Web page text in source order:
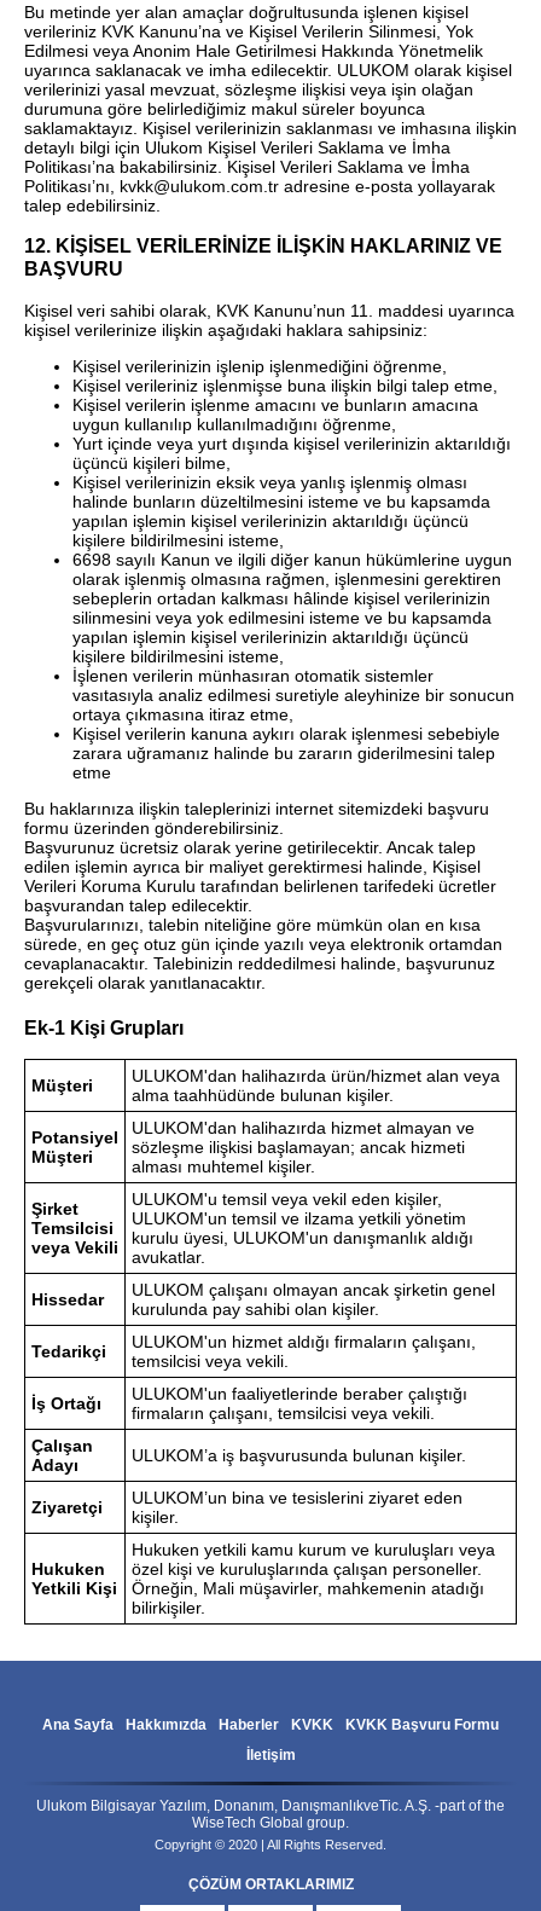
Bu metinde yer alan amaçlar doğrultusunda işlenen kişisel
verileriniz KVK Kanunu’na ve Kişisel Verilerin Silinmesi, Yok
Edilmesi veya Anonim Hale Getirilmesi Hakkında Yönetmelik
uyarınca saklanacak ve imha edilecektir. ULUKOM olarak kişisel
verilerinizi yasal mevzuat, sözleşme ilişkisi veya işin olağan
durumuna göre belirlediğimiz makul süreler boyunca
saklamaktayız. Kişisel verilerinizin saklanması ve imhasına ilişkin
detaylı bilgi için Ulukom Kişisel Verileri Saklama ve İmha
Politikası’na bakabilirsiniz. Kişisel Verileri Saklama ve İmha
Politikası’nı, kvkk@ulukom.com.tr adresine e-posta yollayarak
talep edebilirsiniz.
12. KİŞİSEL VERİLERİNİZE İLİŞKİN HAKLARINIZ VE
BAŞVURU
Kişisel veri sahibi olarak, KVK Kanunu’nun 11. maddesi uyarınca
kişisel verilerinize ilişkin aşağıdaki haklara sahipsiniz:
Kişisel verilerinizin işlenip işlenmediğini öğrenme,
Kişisel verileriniz işlenmişse buna ilişkin bilgi talep etme,
Kişisel verilerin işlenme amacını ve bunların amacına
uygun kullanılıp kullanılmadığını öğrenme,
Yurt içinde veya yurt dışında kişisel verilerinizin aktarıldığı
üçüncü kişileri bilme,
Kişisel verilerinizin eksik veya yanlış işlenmiş olması
halinde bunların düzeltilmesini isteme ve bu kapsamda
yapılan işlemin kişisel verilerinizin aktarıldığı üçüncü
kişilere bildirilmesini isteme,
6698 sayılı Kanun ve ilgili diğer kanun hükümlerine uygun
olarak işlenmiş olmasına rağmen, işlenmesini gerektiren
sebeplerin ortadan kalkması hâlinde kişisel verilerinizin
silinmesini veya yok edilmesini isteme ve bu kapsamda
yapılan işlemin kişisel verilerinizin aktarıldığı üçüncü
kişilere bildirilmesini isteme,
İşlenen verilerin münhasıran otomatik sistemler
vasıtasıyla analiz edilmesi suretiyle aleyhinize bir sonucun
ortaya çıkmasına itiraz etme,
Kişisel verilerin kanuna aykırı olarak işlenmesi sebebiyle
zarara uğramanız halinde bu zararın giderilmesini talep
etme
Bu haklarınıza ilişkin taleplerinizi internet sitemizdeki başvuru
formu üzerinden gönderebilirsiniz.
Başvurunuz ücretsiz olarak yerine getirilecektir. Ancak talep
edilen işlemin ayrıca bir maliyet gerektirmesi halinde, Kişisel
Verileri Koruma Kurulu tarafından belirlenen tarifedeki ücretler
başvurandan talep edilecektir.
Başvurularınızı, talebin niteliğine göre mümkün olan en kısa
sürede, en geç otuz gün içinde yazılı veya elektronik ortamdan
cevaplanacaktır. Talebinizin reddedilmesi halinde, başvurunuz
gerekçeli olarak yanıtlanacaktır.
Ek-1 Kişi Grupları
Müşteri
ULUKOM'dan halihazırda ürün/hizmet alan veya
alma taahhüdünde bulunan kişiler.
Potansiyel
Müşteri
ULUKOM'dan halihazırda hizmet almayan ve
sözleşme ilişkisi başlamayan; ancak hizmeti
alması muhtemel kişiler.
Şirket
Temsilcisi
veya Vekili
ULUKOM'u temsil veya vekil eden kişiler,
ULUKOM'un temsil ve ilzama yetkili yönetim
kurulu üyesi, ULUKOM'un danışmanlık aldığı
avukatlar.
Hissedar
ULUKOM çalışanı olmayan ancak şirketin genel
kurulunda pay sahibi olan kişiler.
Tedarikçi
ULUKOM'un hizmet aldığı firmaların çalışanı,
temsilcisi veya vekili.
İş Ortağı
ULUKOM'un faaliyetlerinde beraber çalıştığı
firmaların çalışanı, temsilcisi veya vekili.
Çalışan
Adayı
ULUKOM’a iş başvurusunda bulunan kişiler.
Ziyaretçi
ULUKOM’un bina ve tesislerini ziyaret eden
kişiler.
Hukuken
Yetkili Kişi
Hukuken yetkili kamu kurum ve kuruluşları veya
özel kişi ve kuruluşlarında çalışan personeller.
Örneğin, Mali müşavirler, mahkemenin atadığı
bilirkişiler.
Ana Sayfa Hakkımızda Haberler KVKK
KVKK Başvuru Formu
İletişim
Ulukom Bilgisayar Yazılım, Donanım, DanışmanlıkveTic. A.Ş. -part of the
WiseTech Global group.
Copyright © 2020 | All Rights Reserved.
ÇÖZÜM ORTAKLARIMIZ